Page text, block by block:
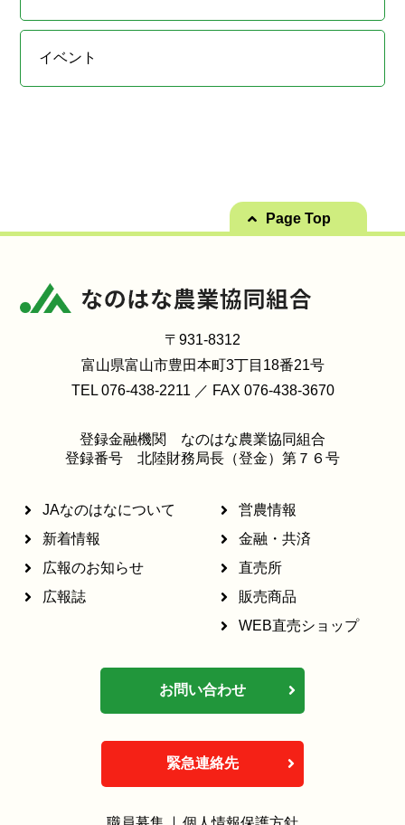
イベント
Page Top
〒931-8312
富山県富山市豊田本町3丁目18番21号
TEL 076-438-2211 ／ FAX 076-438-3670
登録金融機関 なのはな農業協同組合
登録番号 北陸財務局長（登金）第７６号
JAなのはなについて
新着情報
広報のお知らせ
広報誌
営農情報
金融・共済
直売所
販売商品
WEB直売ショップ
お問い合わせ
緊急連絡先